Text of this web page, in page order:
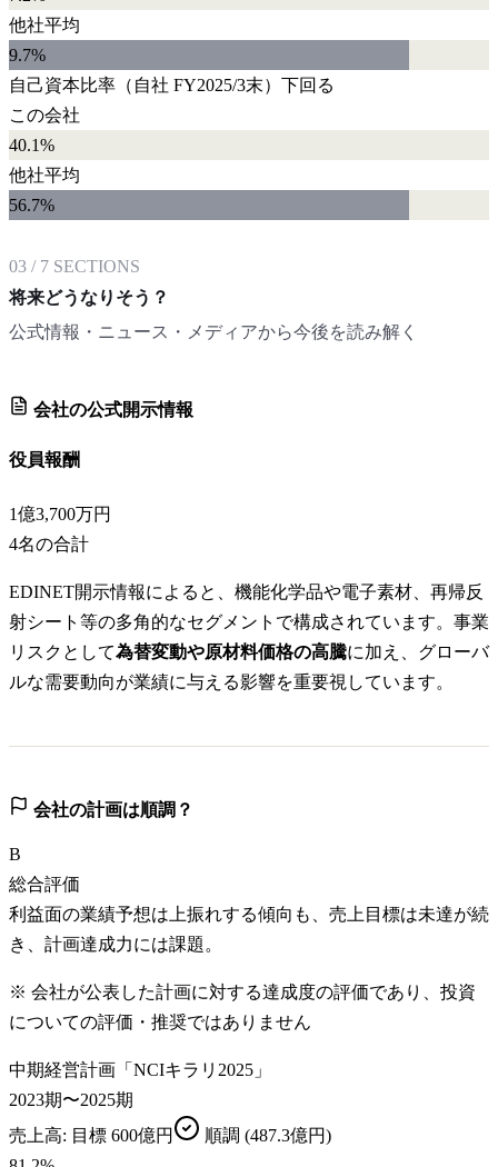
他社平均
9.7%
自己資本比率 （自社 FY2025/3末） 下回る
この会社
40.1%
他社平均
56.7%
03 / 7 SECTIONS
将来どうなりそう？
公式情報・ニュース・メディアから今後を読み解く
会社の公式開示情報
役員報酬
1億3,700万円
4名の合計
EDINET開示情報によると、機能化学品や電子素材、再帰反
射シート等の多角的なセグメントで構成されています。事業
リスクとして為替変動や原材料価格の高騰に加え、グローバ
ルな需要動向が業績に与える影響を重要視しています。
会社の計画は順調？
B
総合評価
利益面の業績予想は上振れする傾向も、売上目標は未達が続
き、計画達成力には課題。
※ 会社が公表した計画に対する達成度の評価であり、投資
についての評価・推奨ではありません
中期経営計画「NCIキラリ2025」
2023期〜2025期
売上高: 目標 600億円 順調 (487.3億円)